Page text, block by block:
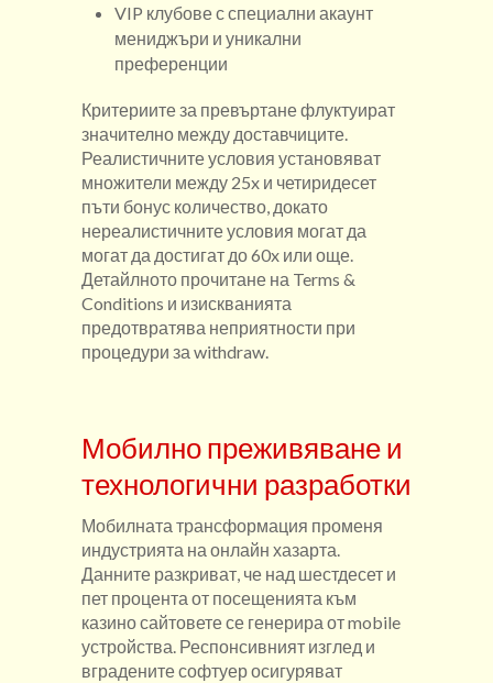
VIP клубове с специални акаунт
мениджъри и уникални
преференции
Критериите за превъртане флуктуират
значително между доставчиците.
Реалистичните условия установяват
множители между 25x и четиридесет
пъти бонус количество, докато
нереалистичните условия могат да
могат да достигат до 60x или още.
Детайлното прочитане на Terms &
Conditions и изискванията
предотвратява неприятности при
процедури за withdraw.
Мобилно преживяване и
технологични разработки
Мобилната трансформация променя
индустрията на онлайн хазарта.
Данните разкриват, че над шестдесет и
пет процента от посещенията към
казино сайтовете се генерира от mobile
устройства. Респонсивният изглед и
вградените софтуер осигуряват